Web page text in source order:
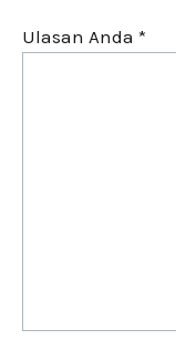
Ulasan Anda *